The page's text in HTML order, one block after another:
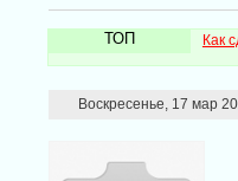
ТОП Как
Воскресенье, 17 мар